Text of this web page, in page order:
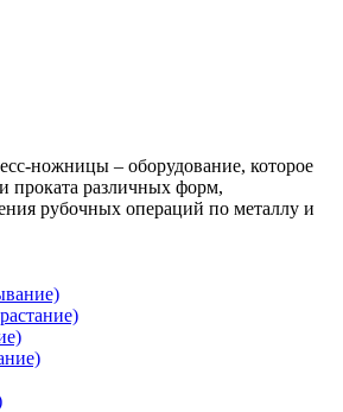
ножницы – оборудование, которое
проката различных форм,
рубочных операций по металлу и